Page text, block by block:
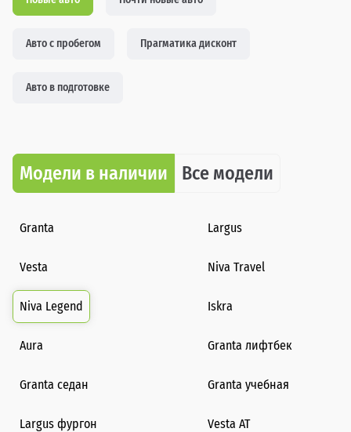
Авто с пробегом Прагматика дисконт
Авто в подготовке
Модели в наличии Все модели
Granta Largus
Vesta Niva Travel
Niva Legend Iskra
Aura Granta лифтбек
Granta седан Granta учебная
Largus фургон Vesta AT